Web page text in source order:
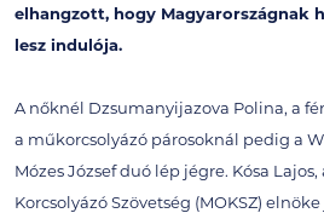
elhangzott, hogy Magyarországnak
lesz indulója.
A nőknél Dzsumanyijazova Polina, a
a műkorcsolyázó párosoknál pedig a
Mózes József duó lép jégre. Kósa
Korcsolyázó Szövetség (MOKSZ)